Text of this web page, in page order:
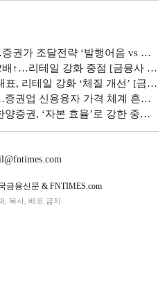
달전략 ‘발행어음 vs 리테일’ 양극화”
일 강화 중점 [금융사 2026 1분기 실적]
강화 ‘체질 개선’ [금투업계 CEO열전 (46)]
업 신용융자 가격 체계 흔들다"
, ‘자본 효율’로 강한 중형사 선언
금융신문 & FNTIMES.com
, 복사, 배포 금지